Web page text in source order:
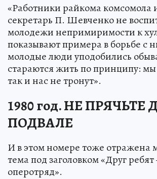
«Работники райкома комсомола
секретарь П. Шевченко не
молодежи непримиримости к
показывают примера в борьбе с
молодые люди уподобились
стараются жить по принципу:
так и нас не тронут».
1980 год. НЕ ПРЯЧЬТЕ
ПОДВАЛЕ
И в этом номере тоже отражена
тема под заголовком «Друг
оперотряд».